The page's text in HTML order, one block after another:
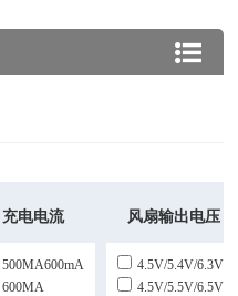
充电电流 风扇输出电压
500MA600mA
600MA
4.5V/5.4V/6.3V
4.5V/5.5V/6.5V